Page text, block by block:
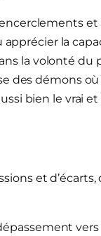
et
la
la volonté du
des démons
bien le vrai
et
vers